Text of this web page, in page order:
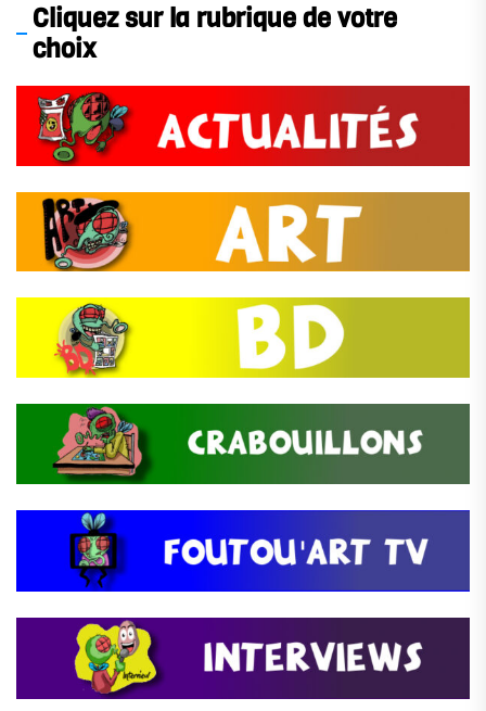
Cliquez sur la rubrique de votre
choix